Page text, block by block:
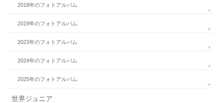
2018年のフォトアルバム
2019年のフォトアルバム
2023年のフォトアルバム
2024年のフォトアルバム
2025年のフォトアルバム
世界ジュニア